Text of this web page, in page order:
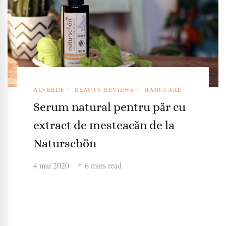
ALVERDE BEAUTY REVIEWS HAIR CARE
Serum natural pentru păr cu
extract de mesteacăn de la
Naturschӧn
4 mai 2020 6 mins read